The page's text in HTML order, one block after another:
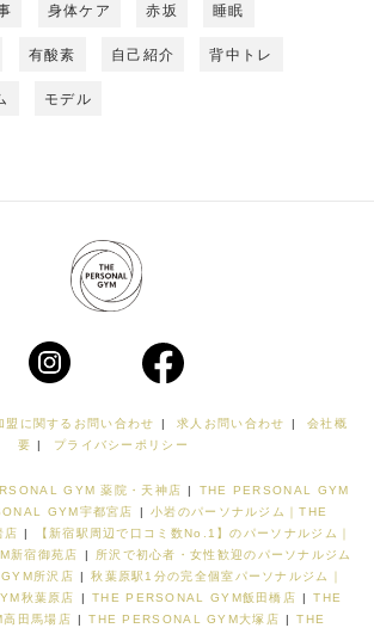
身体ケア 赤坂 睡眠
有酸素 自己紹介 背中トレ
モデル
盟に関するお問い合わせ 求人お問い合わせ
会社概
要
プライバシーポリシー
GYM 薬院・天神店 |
THE PERSONAL GYM
GYM宇都宮店 |
小岩のパーソナルジム｜THE
店 |
【新宿駅周辺で口コミ数No.1】のパーソナルジム｜
新宿御苑店
|
所沢で初心者・女性歓迎のパーソナルジム
所沢店 |
秋葉原駅1分の完全個室パーソナルジム｜
秋葉原店
| THE PERSONAL GYM飯田橋店 |
THE
田馬場店 | THE PERSONAL GYM大塚店 |
THE